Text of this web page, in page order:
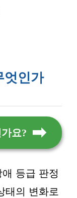
엇인가
요?
등급 판정
태의 변화로